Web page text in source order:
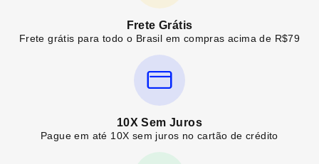
Frete Grátis
Frete grátis para todo o Brasil em compras acima de R$79
10X Sem Juros
Pague em até 10X sem juros no cartão de crédito